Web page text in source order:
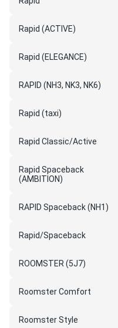
Rapid (ACTIVE)
Rapid (ELEGANCE)
RAPID (NH3, NK3, NK6)
Rapid (taxi)
Rapid Classic/Active
Rapid Spaceback
(AMBITION)
RAPID Spaceback (NH1)
Rapid/Spaceback
ROOMSTER (5J7)
Roomster Comfort
Roomster Style